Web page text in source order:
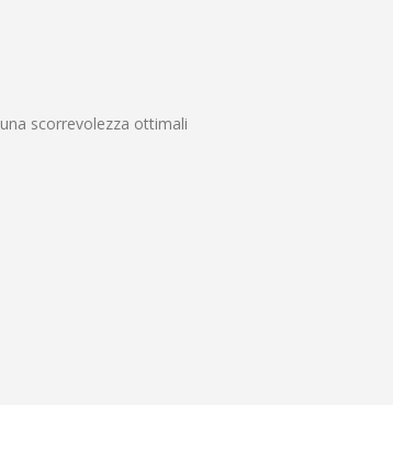
scorrevolezza ottimali